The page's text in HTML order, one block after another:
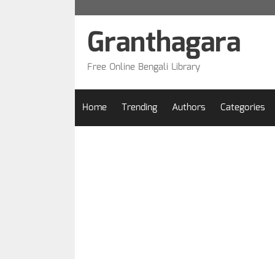
Granthagara
Free Online Bengali Library
Home Trending Authors Categories